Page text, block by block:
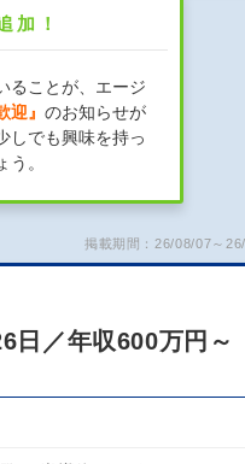
加！
ることが、エージ
迎』 のお知らせが
しでも興味を持っ
。
掲載期間：26/08/07～
日／年収600万円～